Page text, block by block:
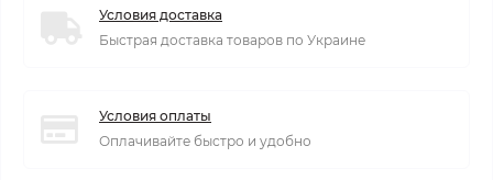
Условия доставка
Быстрая доставка товаров по Украине
Условия оплаты
Оплачивайте быстро и удобно